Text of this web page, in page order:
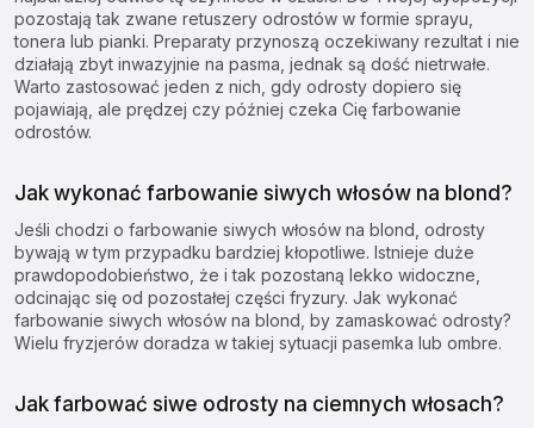
pozostają tak zwane retuszery odrostów w formie sprayu,
tonera lub pianki. Preparaty przynoszą oczekiwany rezultat i nie
działają zbyt inwazyjnie na pasma, jednak są dość nietrwałe.
Warto zastosować jeden z nich, gdy odrosty dopiero się
pojawiają, ale prędzej czy później czeka Cię farbowanie
odrostów.
Jak wykonać farbowanie siwych włosów na blond?
Jeśli chodzi o farbowanie siwych włosów na blond, odrosty
bywają w tym przypadku bardziej kłopotliwe. Istnieje duże
prawdopodobieństwo, że i tak pozostaną lekko widoczne,
odcinając się od pozostałej części fryzury. Jak wykonać
farbowanie siwych włosów na blond, by zamaskować odrosty?
Wielu fryzjerów doradza w takiej sytuacji pasemka lub ombre.
Jak farbować siwe odrosty na ciemnych włosach?